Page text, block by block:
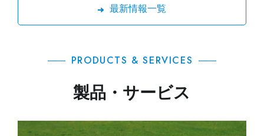
最新情報一覧
PRODUCTS & SERVICES
製品・サービス